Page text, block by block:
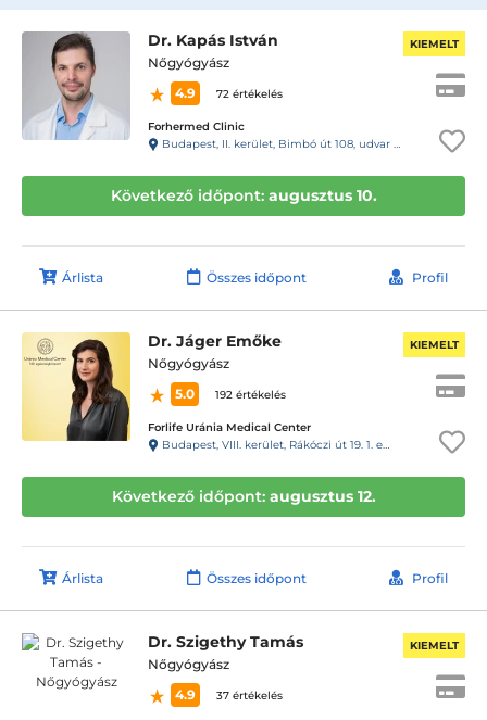
Dr. Kapás István
Nőgyógyász
4.9
72 értékelés
Forhermed Clinic
Budapest, II. kerület, Bimbó út 108, udvar 13 ajtó. Kaputelefon 13- Rendelő
KIEMELT
Következő időpont: augusztus 10.
Árlista Összes időpont Profil
Dr. Jáger Emőke
Nőgyógyász
5.0
192 értékelés
Forlife Uránia Medical Center
Budapest, VIII. kerület, Rákóczi út 19. 1. emelet 9. 88-as kapucsengő
KIEMELT
Következő időpont: augusztus 12.
Árlista Összes időpont Profil
Dr. Szigethy Tamás
Nőgyógyász
4.9
37 értékelés
KIEMELT